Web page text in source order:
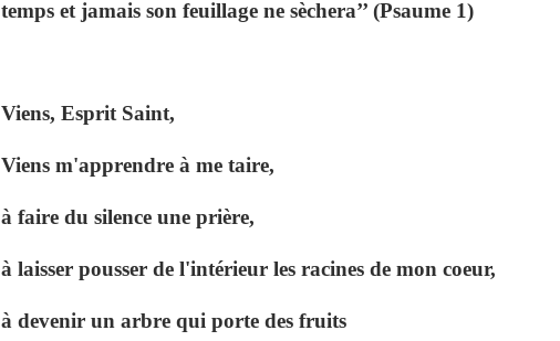
temps et jamais son feuillage ne sèchera’’ (Psaume 1)
Viens, Esprit Saint,
Viens m'apprendre à me taire,
à faire du silence une prière,
à laisser pousser de l'intérieur les racines de mon coeur,
à devenir un arbre qui porte des fruits